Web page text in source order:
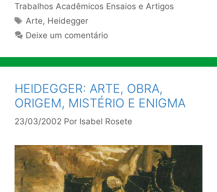
Trabalhos Acadêmicos Ensaios e Artigos
Tags
Arte, Heidegger
Deixe um comentário
HEIDEGGER: ARTE, OBRA,
ORIGEM, MISTÉRIO E ENIGMA
23/03/2002 Por Isabel Rosete